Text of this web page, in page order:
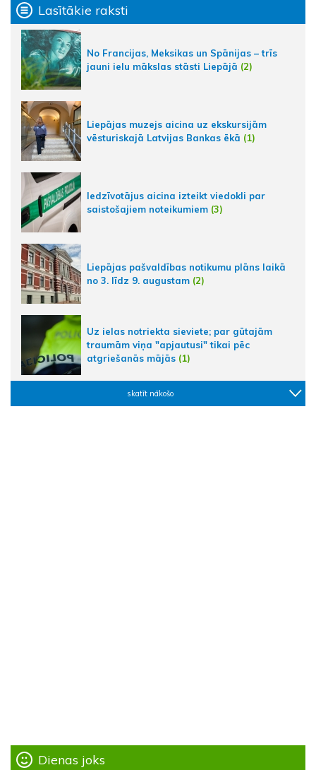
Lasītākie raksti
No Francijas, Meksikas un Spānijas – trīs
jauni ielu mākslas stāsti Liepājā (2)
Liepājas muzejs aicina uz ekskursijām
vēsturiskajā Latvijas Bankas ēkā (1)
Iedzīvotājus aicina izteikt viedokli par
saistošajiem noteikumiem (3)
Liepājas pašvaldības notikumu plāns laikā
no 3. līdz 9. augustam (2)
Uz ielas notriekta sieviete; par gūtajām
traumām viņa "apjautusi" tikai pēc
atgriešanās mājās (1)
skatīt nākošo
Dienas joks